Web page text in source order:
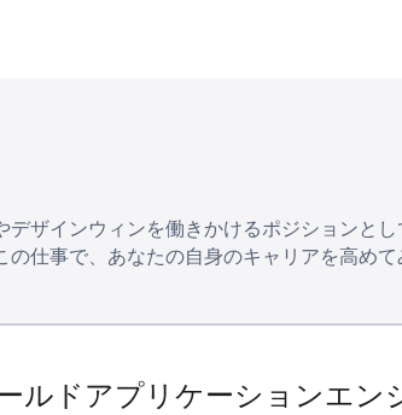
ザインウィンを働きかけるポジションと
仕事で、あなたの自身のキャリアを高めて
ドアプリケーションエンジ